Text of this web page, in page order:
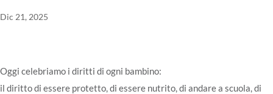
Dic 21, 2025
Oggi celebriamo i diritti di ogni bambino:
il diritto di essere protetto, di essere nutrito, di andare a scuola, di